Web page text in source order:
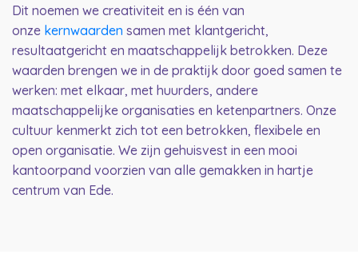
Dit noemen we creativiteit en is één van
onze kernwaarden samen met klantgericht,
resultaatgericht en maatschappelijk betrokken. Deze
waarden brengen we in de praktijk door goed samen te
werken: met elkaar, met huurders, andere
maatschappelijke organisaties en ketenpartners. Onze
cultuur kenmerkt zich tot een betrokken, flexibele en
open organisatie. We zijn gehuisvest in een mooi
kantoorpand voorzien van alle gemakken in hartje
centrum van Ede.